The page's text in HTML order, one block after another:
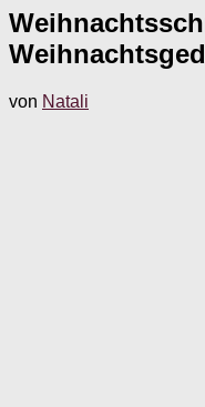
von Natali